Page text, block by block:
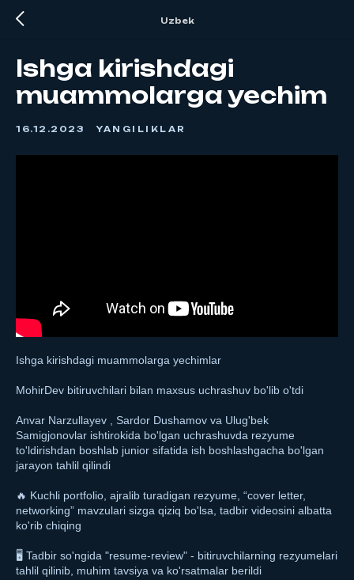
Uzbek
Ishga kirishdagi
muammolarga yechim
16.12.2023 YANGILIKLAR
Ishga kirishdagi muammolarga yechimlar
MohirDev bitiruvchilari bilan maxsus uchrashuv bo'lib o'tdi
Anvar Narzullayev , Sardor Dushamov va Ulug'bek
Samigjonovlar ishtirokida bo'lgan uchrashuvda rezyume
to'ldirishdan boshlab junior sifatida ish boshlashgacha bo'lgan
jarayon tahlil qilindi
🔥 Kuchli portfolio, ajralib turadigan rezyume, “cover letter,
networking” mavzulari sizga qiziq bo'lsa, tadbir videosini albatta
ko'rib chiqing
🖥 Tadbir so'ngida "resume-review" - bitiruvchilarning rezyumelari
tahlil qilinib, muhim tavsiya va ko'rsatmalar berildi